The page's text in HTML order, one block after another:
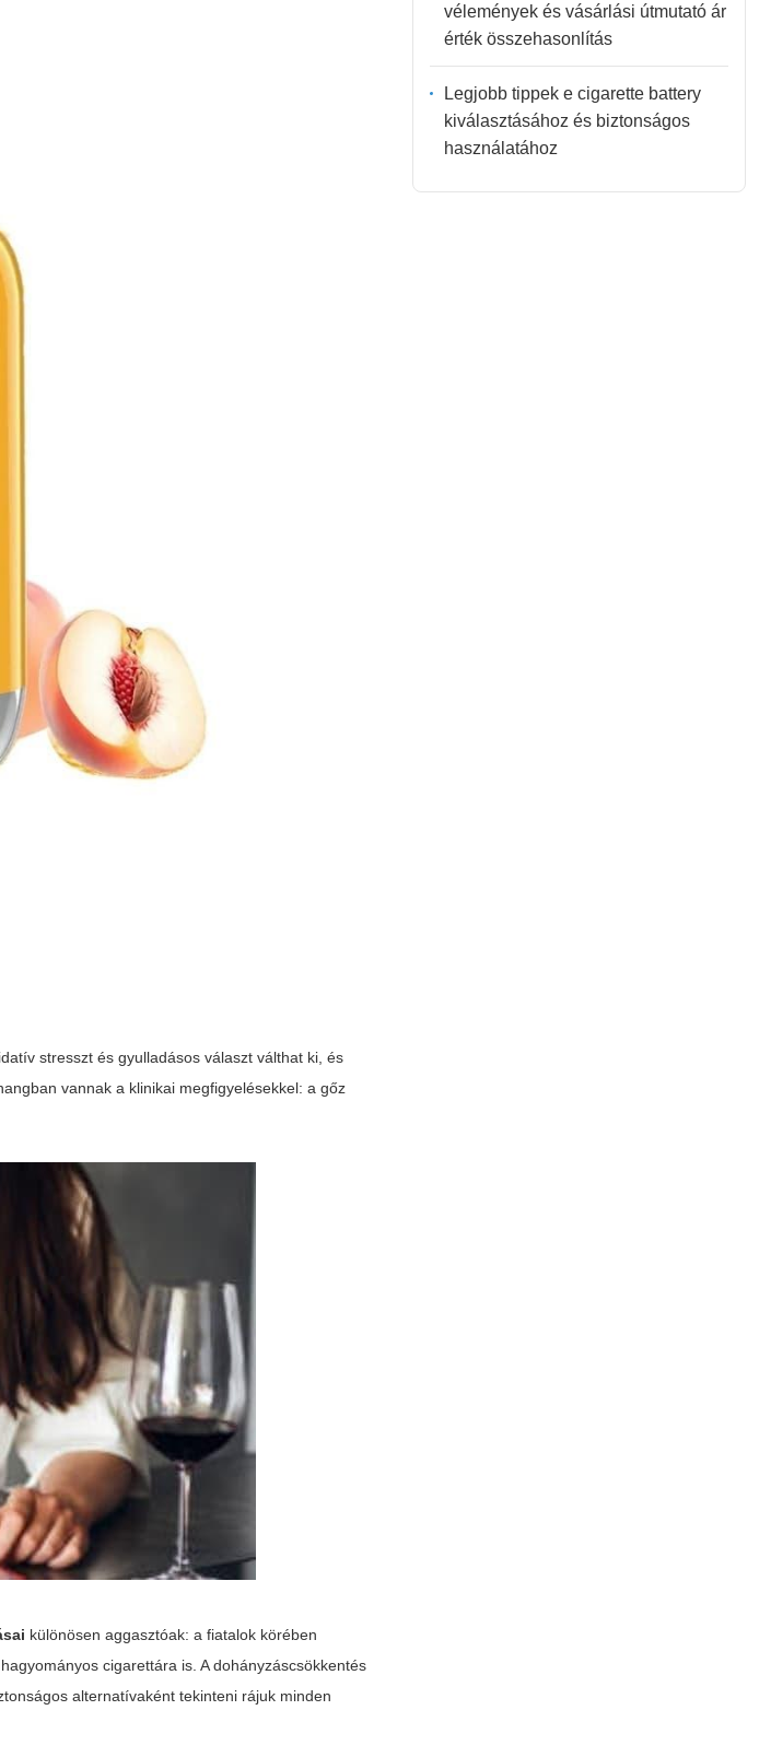
stresszt és gyulladásos választ válthat ki, és
vannak a klinikai megfigyelésekkel: a gőz
különösen aggasztóak: a fiatalok körében
cigarettára is. A dohányzáscsökkentés
alternatívaként tekinteni rájuk minden
vélemények és vásárlási útmutató ár
érték összehasonlítás
Legjobb tippek e cigarette battery
kiválasztásához és biztonságos
használatához